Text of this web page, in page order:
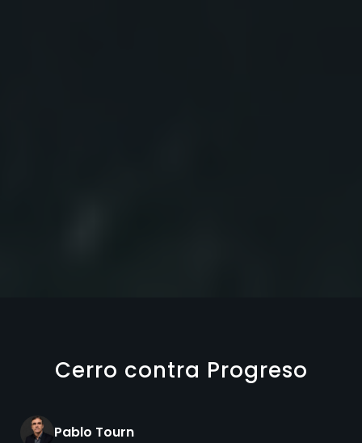
Cerro contra Progreso
Pablo Tourn